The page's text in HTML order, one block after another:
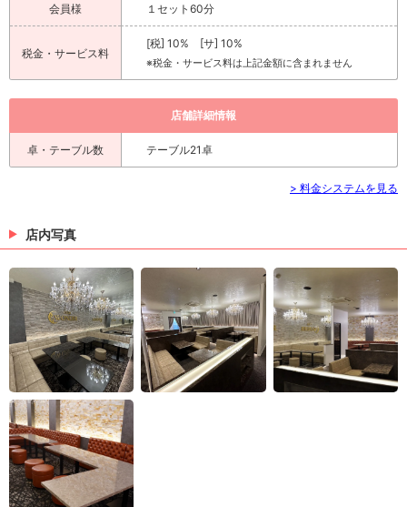
会員様 １セット60分
税金・サービス料
[税] 10% [サ] 10%
※税金・サービス料は上記金額に含まれません
店舗詳細情報
卓・テーブル数 テーブル21卓
> 料金システムを見る
店内写真